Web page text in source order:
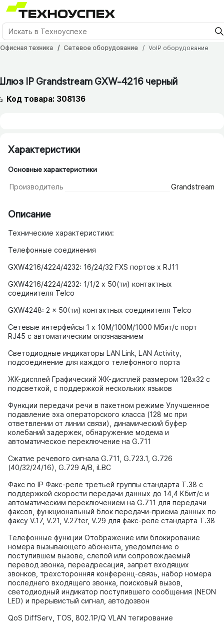
Офисная техника Сетевое оборудование VoIP оборудование
IP Grandstream GXW-4216 черный
Код товара: 308136
Характеристики
Основные характеристики
Производитель Grandstream
Описание
Технические характеристики:
Телефонные соединения
GXW4216/4224/4232: 16/24/32 FXS портов x RJ11
GXW4216/4224/4232: 1/1/2 х 50(ти) контактных
соединителя Telco
GXW4248: 2 x 50(ти) контактных соединителя Telco
Сетевые интерфейсы 1 x 10M/100M/1000 Мбит/с порт
RJ45 с автоматическим опознаванием
Светодиодные индикаторы LAN Link, LAN Activity,
подсоединение для каждого телефонного порта
ЖК-дисплей Графический ЖК-дисплей размером 128x32 с
подсветкой, с поддержкой нескольких языков
Функции передачи речи в пакетном режиме Улучшенное
подавление эха операторского класса (128 мс при
ответвлении от линии связи), динамический буфер
колебаний задержек, обнаружение модема и
автоматическое переключение на G.711
Сжатие речевого сигнала G.711, G.723.1, G.726
(40/32/24/16), G.729 A/B, iLBC
Факс по IP Факс-реле третьей группы стандарта T.38 с
поддержкой скорости передачи данных до 14,4 Кбит/с и
автоматическим переключением на G.711 для передачи
факсов, функциональный блок передачи-приема данных по
факсу V.17, V.21, V.27ter, V.29 для факс-реле стандарта T.38
Телефонные функции Отображение или блокирование
номера вызывающего абонента, уведомление о
поступившем вызове, слепой или сопровождаемый
перевод звонка, переадресация, запрет входящих
звонков, трехсторонняя конференц-связь, набор номера
последнего входящего звонка, поисковый вызов,
светодиодный индикатор поступившего сообщения (NEON
LED) и прерывистый сигнал, автодозвон
QoS DiffServ, TOS, 802.1P/Q VLAN тегирование